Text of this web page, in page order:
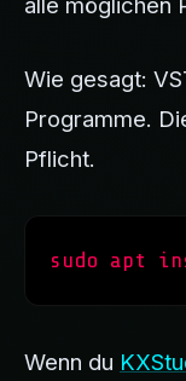
Wie gesagt:
Programme.
Pflicht.
sudo apt
Wenn du